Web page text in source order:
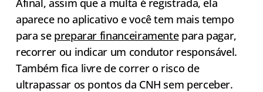
Afinal, assim que a multa é registrada, ela
aparece no aplicativo e você tem mais tempo
para se preparar financeiramentepara pagar,
recorrer ou indicar um condutor responsável.
Também fica livre de correr o risco de
ultrapassar os pontos da CNH sem perceber.